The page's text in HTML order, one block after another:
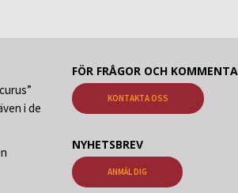
i de
FÖR FRÅGOR OCH
KONTAKTA OSS
NYHETSBREV
ANMÄL DIG